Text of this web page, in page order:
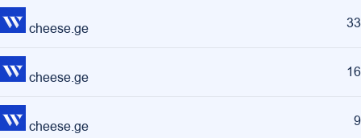
cheese.ge 33
cheese.ge 16
cheese.ge 9